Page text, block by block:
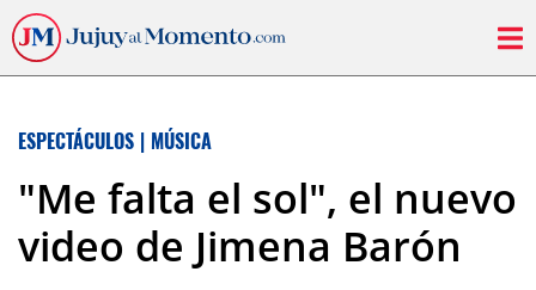
ESPECTÁCULOS | MÚSICA
"Me falta el sol", el nuevo
video de Jimena Barón